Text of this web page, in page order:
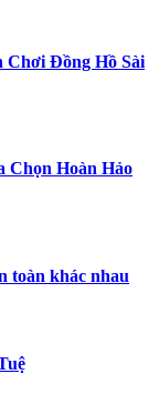
Chơi Đồng Hồ Sài
Chọn Hoàn Hảo
toàn khác nhau